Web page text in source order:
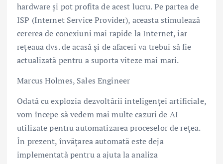
hardware și pot profita de acest lucru. Pe partea de
ISP (Internet Service Provider), aceasta stimulează
cererea de conexiuni mai rapide la Internet, iar
rețeaua dvs. de acasă și de afaceri va trebui să fie
actualizată pentru a suporta viteze mai mari.
Marcus Holmes, Sales Engineer
Odată cu explozia dezvoltării inteligenței artificiale,
vom începe să vedem mai multe cazuri de AI
utilizate pentru automatizarea proceselor de rețea.
În prezent, învățarea automată este deja
implementată pentru a ajuta la analiza